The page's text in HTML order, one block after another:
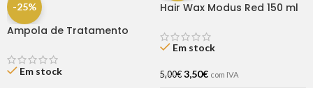
-25%
Ampola de Tratamento
Hair (1 UNIDADE)
Em stock
Hair Wax Modus Red 150 ml
Em stock
5,00€ 3,50€ com IVA